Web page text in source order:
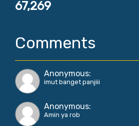
67,269
Comments
Anonymous:
imut banget panjiii
Anonymous:
Amin ya rob